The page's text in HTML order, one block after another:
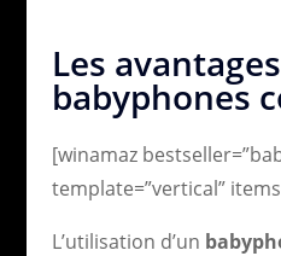
Les
babyphones
[winamaz
template=”vertical”
L’utilisation d’un